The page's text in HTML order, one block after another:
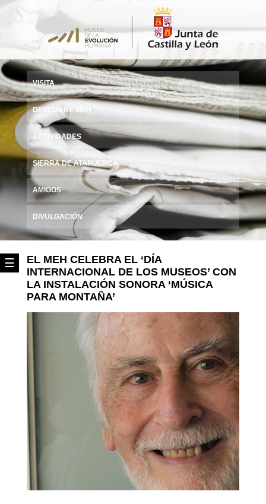
☰
VISITA
DESCUBRE MEH
ACTIVIDADES
SIERRA DE ATAPUERCA
AMIGOS
DIVULGACIÓN
EL MEH CELEBRA EL ‘DÍA
INTERNACIONAL DE LOS MUSEOS’ CON
LA INSTALACIÓN SONORA ‘MÚSICA
PARA MONTAÑA’